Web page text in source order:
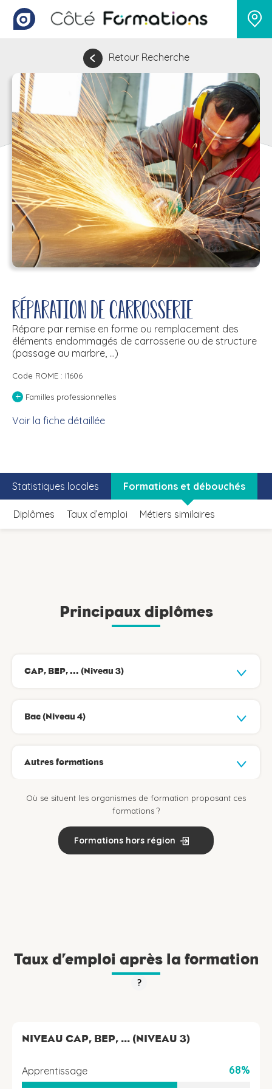
Retour Recherche
Réparation de carrosserie
Répare par remise en forme ou remplacement des
éléments endommagés de carrosserie ou de structure
(passage au marbre, ...)
Code ROME : I1606
+ Familles professionnelles
Voir la fiche détaillée
Statistiques locales Formations et débouchés
Diplômes Taux d’emploi Métiers similaires
Principaux diplômes
CAP, BEP, ... (Niveau 3)
Bac (Niveau 4)
Autres formations
Où se situent les organismes de formation proposant ces
formations ?
Formations hors région
Taux d’emploi après la formation
?
NIVEAU CAP, BEP, ... (NIVEAU 3)
Apprentissage 68%